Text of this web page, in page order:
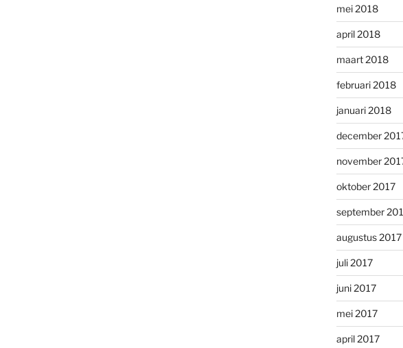
mei 2018
april 2018
maart 2018
februari 2018
januari 2018
december
november
oktober 2017
september
augustus 2017
juli 2017
juni 2017
mei 2017
april 2017